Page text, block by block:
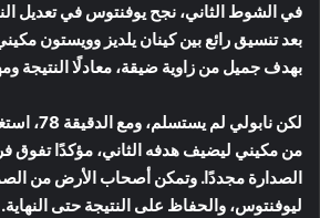
بعد تنسيق رائع بين كينان يلديز وويستون
بهدف جميل من زاوية ضيقة، معادلًا النتيجة
لكن نابولي
من مكيني ليضيف هدفه الثاني، مؤكدًا تفوق
الصدارة مجددًا. وتمكن أصحاب الأرض من
ليوفنتوس، والحفاظ على النتيجة حتى النهاية.